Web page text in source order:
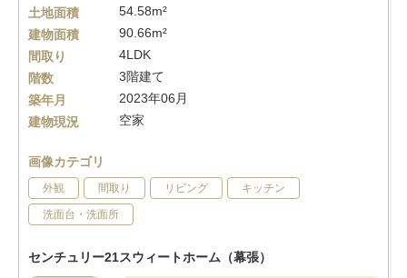
土地面積
54.58m²
建物面積
90.66m²
間取り
4LDK
階数
3階建て
築年月
2023年06月
建物現況
空家
画像カテゴリ
外観 間取り リビング キッチン
洗面台・洗面所
センチュリー21スウィートホーム（幕張）